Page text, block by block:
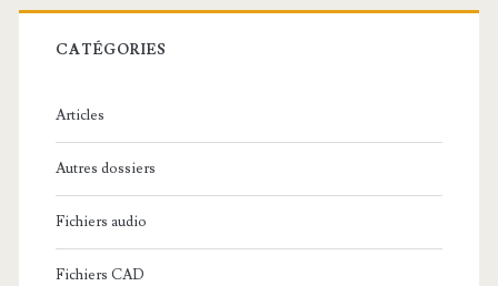
r
c
:
CATÉGORIES
Articles
Autres dossiers
Fichiers audio
Fichiers CAD